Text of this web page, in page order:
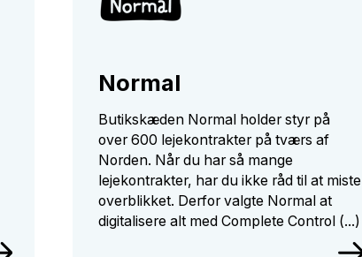
Normal
Butikskæden Normal holder styr på
over 600 lejekontrakter på tværs af
Norden. Når du har så mange
lejekontrakter, har du ikke råd til at miste
overblikket. Derfor valgte Normal at
digitalisere alt med Complete Control (...)